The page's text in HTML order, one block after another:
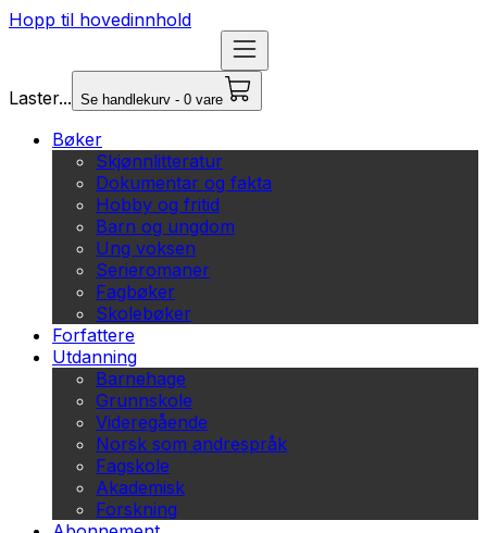
Hopp til hovedinnhold
Laster... Se handlekurv - 0 vare
Bøker
Skjønnlitteratur
Dokumentar og fakta
Hobby og fritid
Barn og ungdom
Ung voksen
Serieromaner
Fagbøker
Skolebøker
Forfattere
Utdanning
Barnehage
Grunnskole
Videregående
Norsk som andrespråk
Fagskole
Akademisk
Forskning